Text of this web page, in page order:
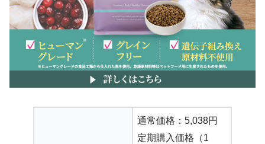
通常価格：5,038円
定期購入価格（1